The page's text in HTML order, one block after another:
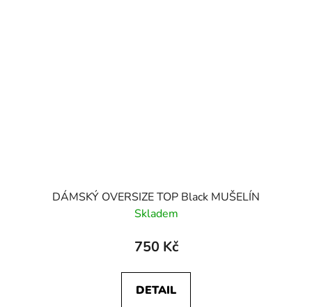
DÁMSKÝ OVERSIZE TOP Black MUŠELÍN
Skladem
750 Kč
DETAIL